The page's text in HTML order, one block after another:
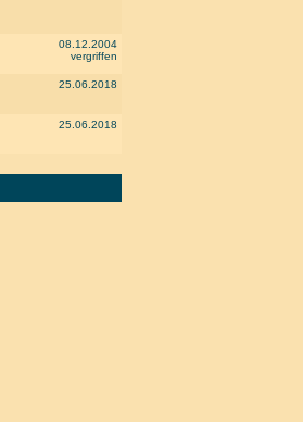
08.12.2004
vergriffen
25.06.2018
25.06.2018